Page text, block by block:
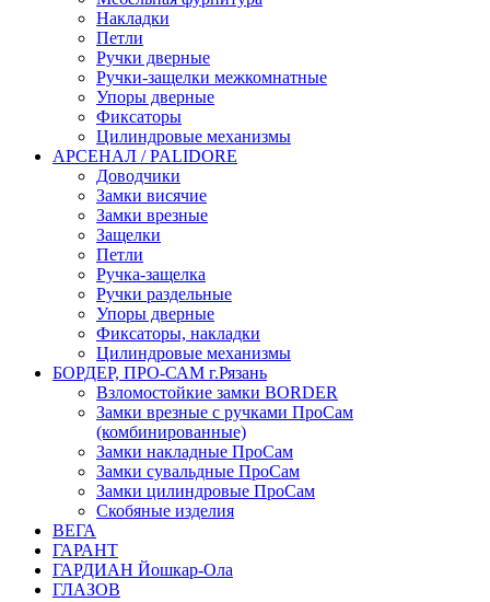
Накладки
Петли
Ручки дверные
Ручки-защелки межкомнатные
Упоры дверные
Фиксаторы
Цилиндровые механизмы
АРСЕНАЛ / PALIDORE
Доводчики
Замки висячие
Замки врезные
Защелки
Петли
Ручка-защелка
Ручки раздельные
Упоры дверные
Фиксаторы, накладки
Цилиндровые механизмы
БОРДЕР, ПРО-САМ г.Рязань
Взломостойкие замки BORDER
Замки врезные с ручками ПроСам
(комбинированные)
Замки накладные ПроСам
Замки сувальдные ПроСам
Замки цилиндровые ПроСам
Скобяные изделия
ВЕГА
ГАРАНТ
ГАРДИАН Йошкар-Ола
ГЛАЗОВ